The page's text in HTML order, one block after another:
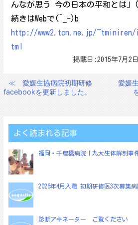
んなが思う 今の日本の平和とは
続きはWebで(^_-)b
http://www2.tcn.ne.jp/
tml
掲載日:2015年7月2
投
ゲ
ー
シ
ョ
ン
≪
愛媛生協病院初期研修
facebookを更新しました。
愛媛
よく読まれる記事
福岡・千鳥橋病院｜九大生体解剖事
2026年4月入職 初期研修医3次募集
診断アキネーター ご覧ください